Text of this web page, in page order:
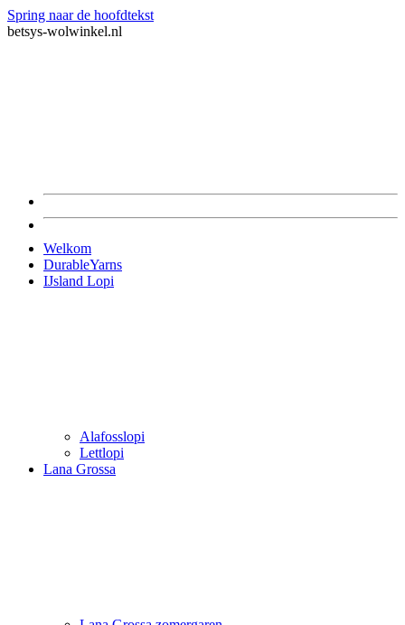
Spring naar de hoofdtekst
betsys-wolwinkel.nl
Welkom
DurableYarns
IJsland Lopi
Alafosslopi
Lettlopi
Lana Grossa